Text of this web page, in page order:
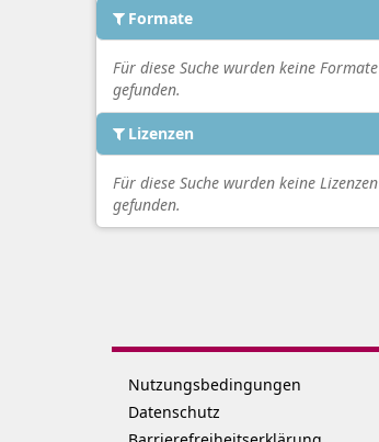
Formate
Für diese Suche wurden keine Formate
gefunden.
Lizenzen
Für diese Suche wurden keine Lizenzen
gefunden.
Nutzungsbedingungen
Datenschutz